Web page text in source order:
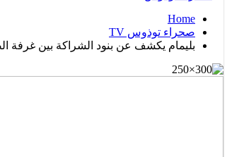
Home
صحراء توذوس TV
بليمام يكشف عن بنود الشراكة بين غرفة